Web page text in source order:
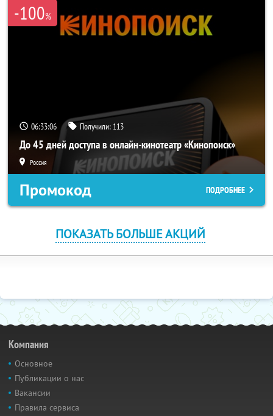
-100%
06:33:05 Получили: 113
До 45 дней доступа в онлайн-кинотеатр «Кинопоиск»
Россия
Промокод ПОДРОБНЕЕ
ПОКАЗАТЬ БОЛЬШЕ АКЦИЙ
Компания
Основное
Публикации о нас
Вакансии
Правила сервиса